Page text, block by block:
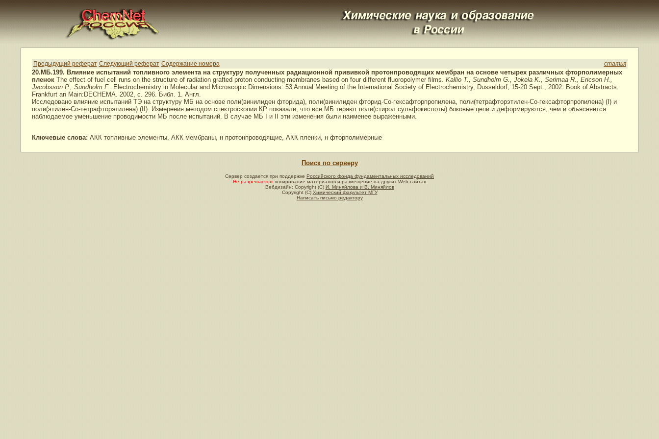
Предыдущий реферат Следующий реферат Содержание номера статья
20.МБ.199. Влияние испытаний топливного элемента на структуру полученных радиационной прививкой протонпроводящих мембран на основе четырех различных фторполимерных
пленокThe effect of fuel cell runs on the structure of radiation grafted proton conducting membranes based on four different fluoropolymer films. Kallio T., Sundholm G., Jokela K., Serimaa R., Ericson H.,
Jacobsson P., Sundholm F.. Electrochemistry in Molecular and Microscopic Dimensions: 53 Annual Meeting of the International Society of Electrochemistry, Dusseldorf, 15-20 Sept., 2002: Book of Abstracts.
Frankfurt an Main:DECHEMA. 2002, с. 296. Библ. 1. Англ.
Исследовано влияние испытаний ТЭ на структуру МБ на основе поли(винилиден фторида), поли(винилиден фторид-Cо-гексафторпропилена, поли(тетрафторэтилен-Cо-гексафторпропилена) (I) и
поли(этилен-Cо-тетрафторэтилена) (II). Измерения методом спектроскопии КР показали, что все МБ теряют поли(стирол сульфокислоты) боковые цепи и деформируются, чем и объясняется
наблюдаемое уменьшение проводимости МБ после испытаний. В случае МБ I и II эти изменения были наименее выраженными.
Ключевые слова: АКК топливные элементы, АКК мембраны, н протонпроводящие, АКК пленки, н фторполимерные
Поиск по серверу
Сервер создается при поддержке Российского фонда фундаментальных исследований
Не разрешается копирование материалов и размещение на других Web-сайтах
Вебдизайн: Copyright (C) И. Миняйлова и В. Миняйлов
Copyright (C) Химический факультет МГУ
Написать письмо редактору